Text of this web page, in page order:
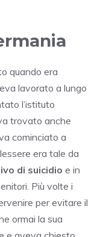
quando era
lavorato a lungo
l’istituto
trovato anche
cominciato a
era tale da
di suicidio e in
Più volte i
per evitare il
ormai la sua